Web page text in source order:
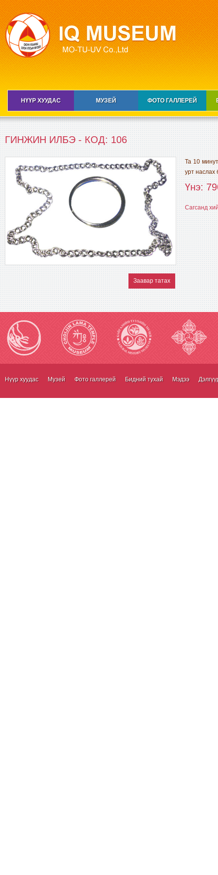
НҮҮР ХУУДАС МУЗЕЙ ФОТО ГАЛЛЕРЕЙ
ГИНЖИН ИЛБЭ - КОД: 106
Заавар татах
Та 10
урт наслах
Үнэ:
Сагсанд
Нүүр хуудас Музей Фото галлерей Бидний тухай Мэдээ